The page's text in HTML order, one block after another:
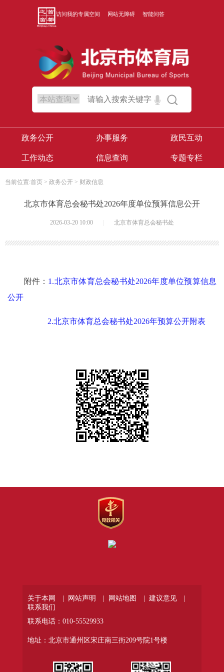
访问我的专属空间 网站无障碍 智能问答
政务公开 办事服务 政民互动
工作动态 信息查询 专题专栏
当前位置:首页 > 政务公开 > 财政信息
北京市体育总会秘书处2026年度单位预算信息公开
2026-03-20 10:00 北京市体育总会秘书处
附件： 1.北京市体育总会秘书处2026年度单位预算信息
公开
2.北京市体育总会秘书处2026年预算公开附表
关于本网 | 网站声明 | 网站地图 |
建议意见 |
联系我们
联系电话：010-55529933
地址：北京市通州区宋庄南三街209号院1号楼